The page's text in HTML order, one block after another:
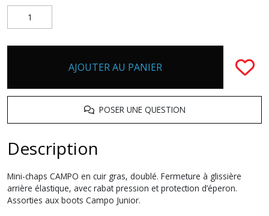
AJOUTER AU PANIER
POSER UNE QUESTION
Description
Mini-chaps CAMPO en cuir gras, doublé. Fermeture à glissière
arrière élastique, avec rabat pression et protection d’éperon.
Assorties aux boots Campo Junior.